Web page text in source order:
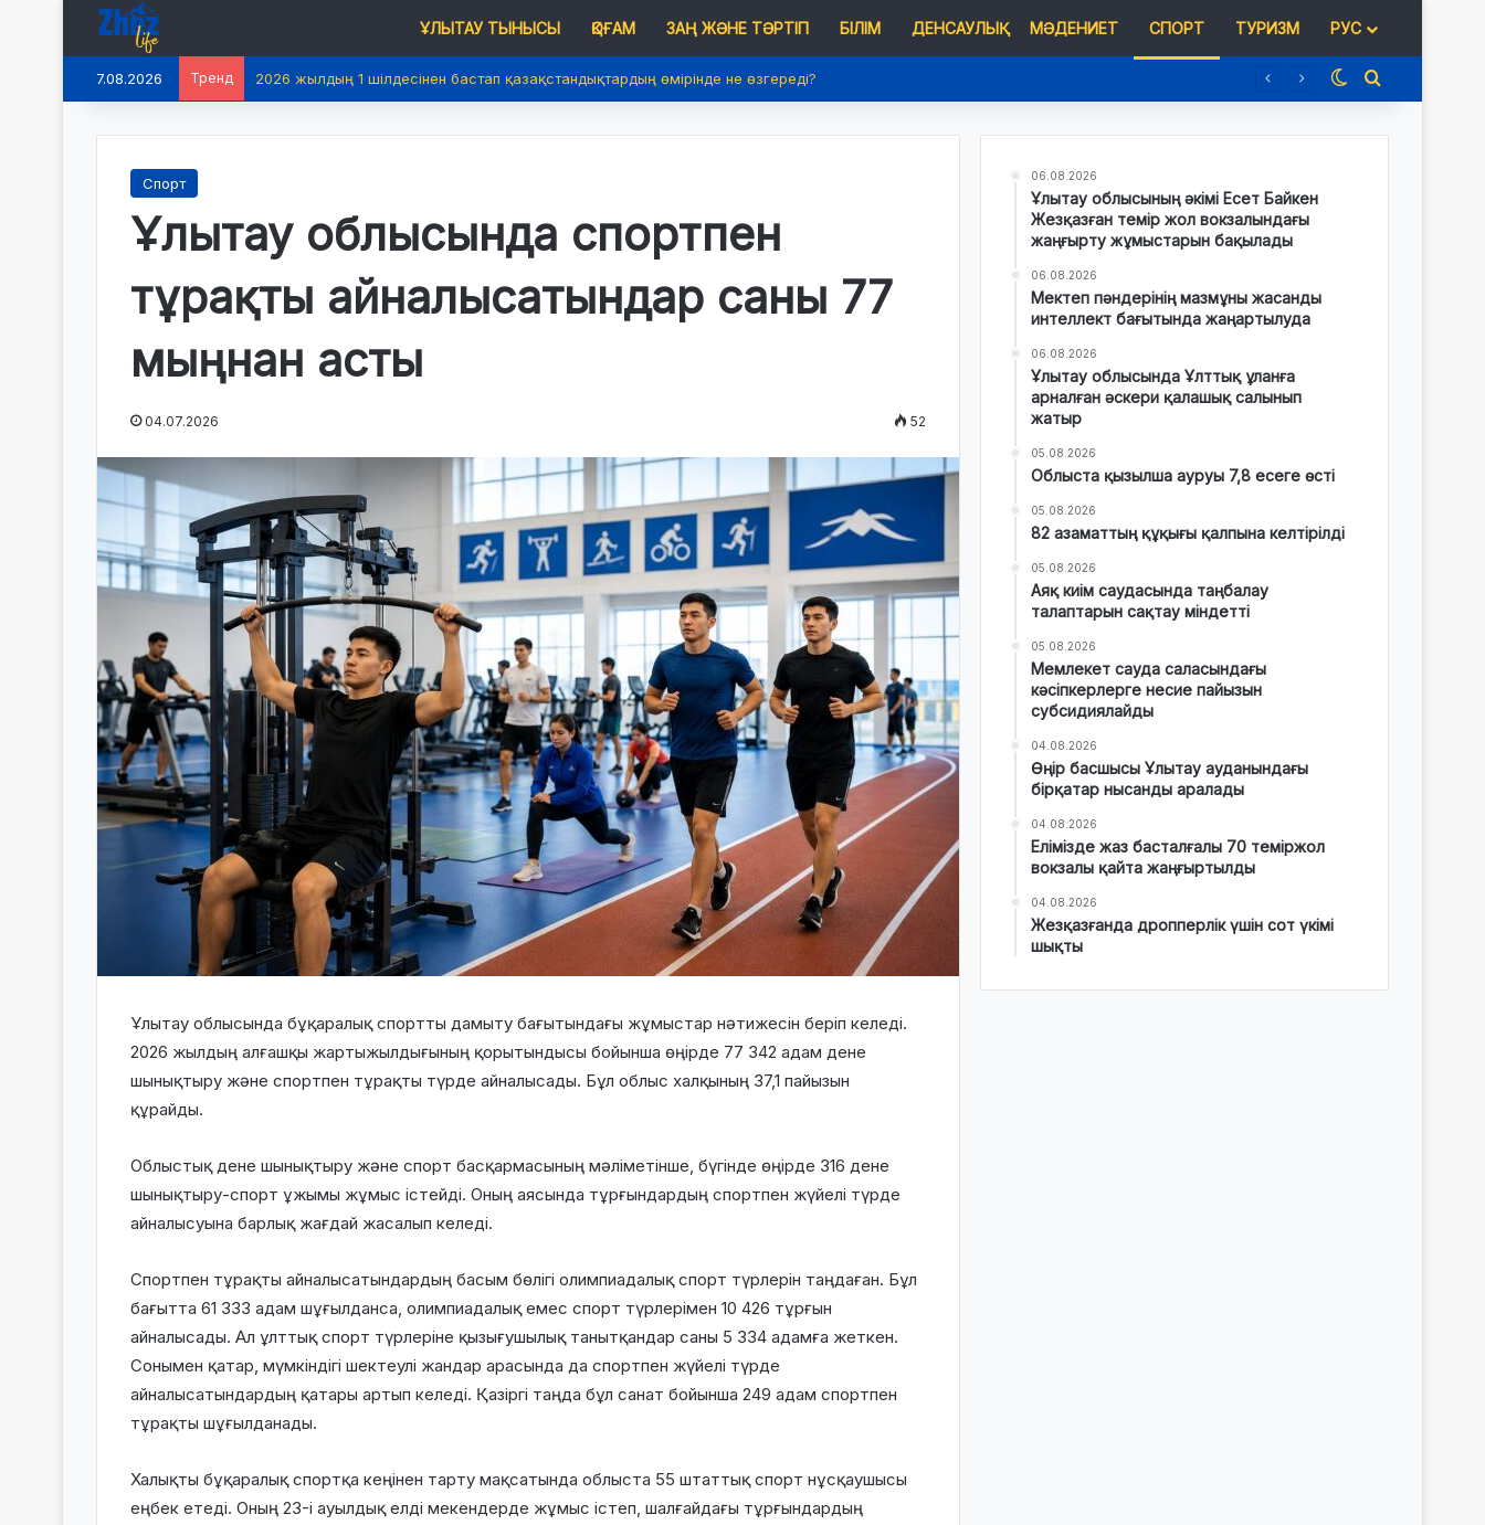
ҰЛЫТАУ ТЫНЫСЫ ҚОҒАМ ЗАҢ ЖӘНЕ ТӘРТІП БІЛІМ ДЕНСАУЛЫҚ МӘДЕНИЕТ СПОРТ ТУРИЗМ РУС
7.08.2026 Тренд 2026 жылдың 1 шілдесінен бастап қазақстандықтардың өмірінде не өзгереді? Switch skin
Іздеу
Спорт
Ұлытау облысында спортпен
тұрақты айналысатындар саны 77
мыңнан асты
04.07.2026 52
Ұлытау облысында бұқаралық спортты дамыту бағытындағы жұмыстар нәтижесін беріп келеді.
2026 жылдың алғашқы жартыжылдығының қорытындысы бойынша өңірде 77 342 адам дене
шынықтыру және спортпен тұрақты түрде айналысады. Бұл облыс халқының 37,1 пайызын
құрайды.
Облыстық дене шынықтыру және спорт басқармасының мәліметінше, бүгінде өңірде 316 дене
шынықтыру-спорт ұжымы жұмыс істейді. Оның аясында тұрғындардың спортпен жүйелі түрде
айналысуына барлық жағдай жасалып келеді.
Спортпен тұрақты айналысатындардың басым бөлігі олимпиадалық спорт түрлерін таңдаған. Бұл
бағытта 61 333 адам шұғылданса, олимпиадалық емес спорт түрлерімен 10 426 тұрғын
айналысады. Ал ұлттық спорт түрлеріне қызығушылық танытқандар саны 5 334 адамға жеткен.
Сонымен қатар, мүмкіндігі шектеулі жандар арасында да спортпен жүйелі түрде
айналысатындардың қатары артып келеді. Қазіргі таңда бұл санат бойынша 249 адам спортпен
тұрақты шұғылданады.
Халықты бұқаралық спортқа кеңінен тарту мақсатында облыста 55 штаттық спорт нұсқаушысы
еңбек етеді. Оның 23-і ауылдық елді мекендерде жұмыс істеп, шалғайдағы тұрғындардың
06.08.2026
Ұлытау облысының әкімі Есет Байкен
Жезқазған темір жол вокзалындағы
жаңғырту жұмыстарын бақылады
06.08.2026
Мектеп пәндерінің мазмұны жасанды
интеллект бағытында жаңартылуда
06.08.2026
Ұлытау облысында Ұлттық ұланға
арналған әскери қалашық салынып
жатыр
05.08.2026
Облыста қызылша ауруы 7,8 есеге өсті
05.08.2026
82 азаматтың құқығы қалпына келтірілді
05.08.2026
Аяқ киім саудасында таңбалау
талаптарын сақтау міндетті
05.08.2026
Мемлекет сауда саласындағы
кәсіпкерлерге несие пайызын
субсидиялайды
04.08.2026
Өңір басшысы Ұлытау ауданындағы
бірқатар нысанды аралады
04.08.2026
Елімізде жаз басталғалы 70 теміржол
вокзалы қайта жаңғыртылды
04.08.2026
Жезқазғанда дропперлік үшін сот үкімі
шықты